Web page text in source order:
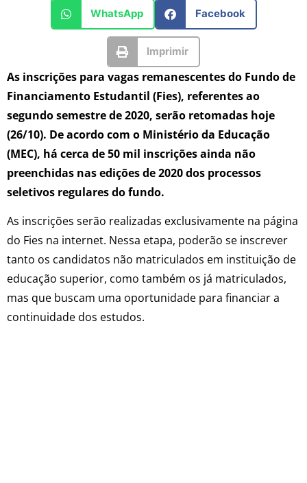
WhatsApp Facebook
Imprimir
As inscrições para vagas remanescentes do Fundo de
Financiamento Estudantil (Fies), referentes ao
segundo semestre de 2020, serão retomadas hoje
(26/10). De acordo com o Ministério da Educação
(MEC), há cerca de 50 mil inscrições ainda não
preenchidas nas edições de 2020 dos processos
seletivos regulares do fundo.
As inscrições serão realizadas exclusivamente na página
do Fies na internet. Nessa etapa, poderão se inscrever
tanto os candidatos não matriculados em instituição de
educação superior, como também os já matriculados,
mas que buscam uma oportunidade para financiar a
continuidade dos estudos.